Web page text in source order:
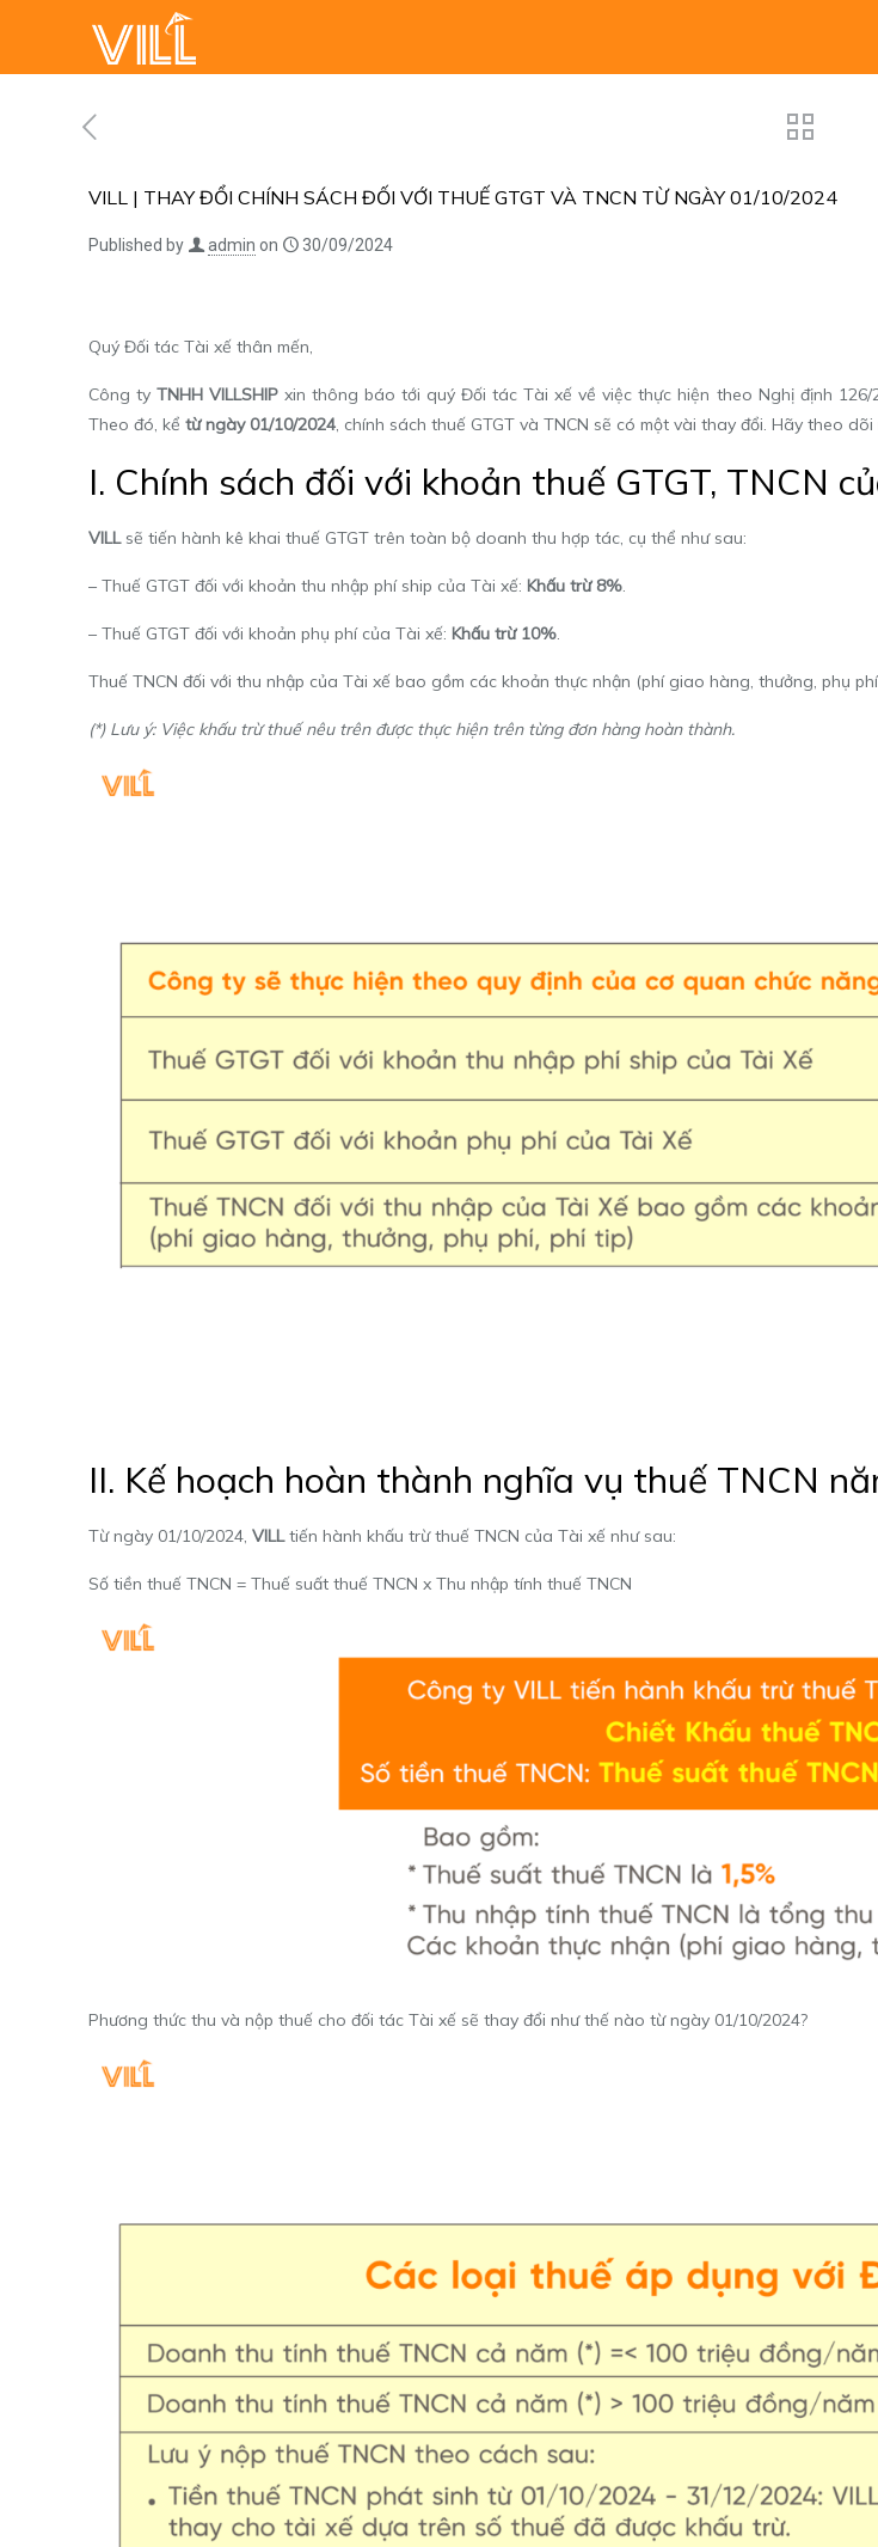
VILL | THAY ĐỔI CHÍNH SÁCH ĐỐI VỚI THUẾ GTGT VÀ TNCN TỪ NGÀY 01/10/2024
Published by admin on 30/09/2024
Quý Đối tác Tài xế thân mến,
Công tyTNHH VILLSHIP xin thông báo tới quý Đối tác Tài xế về việc thực hiện theo Nghị định 126/
Theo đó, kểtừ ngày 01/10/2024, chính sách thuế GTGT và TNCN sẽ có một vài thay đổi. Hãy theo
I. Chính sách đối với khoản thuế GTGT, TNCN
VILLsẽ tiến hành kê khai thuế GTGT trên toàn bộ doanh thu hợp tác, cụ thể như sau:
– Thuế GTGT đối với khoản thu nhậpphí ship của Tài xế:Khấu trừ 8%.
– Thuế GTGT đối với khoảnphụ phí của Tài xế:Khấu trừ 10%.
Thuế TNCN đối với thu nhập của Tài xế bao gồm các khoản thực nhận (phí giao hàng, thưởng, phụ
(*) Lưu ý: Việc khấu trừ thuế nêu trên được thực hiện trên từng đơn hàng hoàn thành.
II. Kế hoạch hoàn thành nghĩa vụ thuế TNCN
Từ ngày 01/10/2024,VILLtiến hành khấu trừ thuế TNCN của Tài xế như sau:
Số tiền thuế TNCN = Thuế suất thuế TNCN x Thu nhập tính thuế TNCN
Phương thức thu và nộp thuế cho đối tác Tài xế sẽ thay đổi như thế nào từ ngày 01/10/2024?